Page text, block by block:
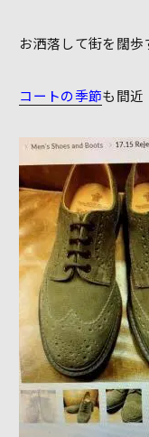
お洒落して街を闊歩
コートの季節も間近